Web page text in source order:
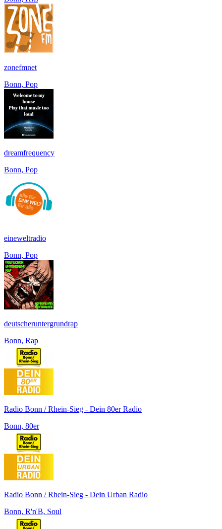
zonefmnet
Bonn, Pop
dreamfrequency
Bonn, Pop
eineweltradio
Bonn, Pop
deutscheruntergrundrap
Bonn, Rap
Radio Bonn / Rhein-Sieg - Dein 80er Radio
Bonn, 80er
Radio Bonn / Rhein-Sieg - Dein Urban Radio
Bonn, R'n'B, Soul